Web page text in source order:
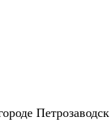
Петрозаводск